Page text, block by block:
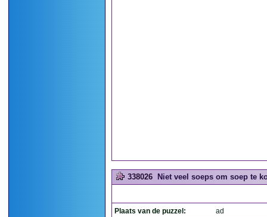
338026 Niet veel soeps om soep te
Plaats van de puzzel:
ad